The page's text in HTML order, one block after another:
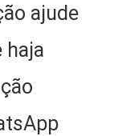
ajude
haja